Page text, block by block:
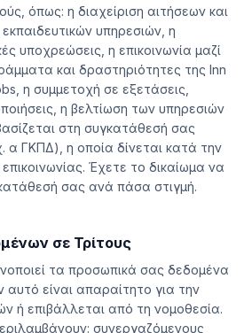
όπως: η διαχείριση αιτήσεων και
υπηρεσιών, η
υποχρεώσεις, η επικοινωνία μαζί
και δραστηριότητες της Inn
η συμμετοχή σε εξετάσεις,
η βελτίωση των υπηρεσιών
στη συγκατάθεσή σας
α ΓΚΠΔ), η οποία δίνεται κατά την
Έχετε το δικαίωμα να
σας ανά πάσα στιγμή.
σε Τρίτους
τα προσωπικά σας δεδομένα
αυτό είναι απαραίτητο για την
ή επιβάλλεται από τη νομοθεσία.
συνεργαζόμενους